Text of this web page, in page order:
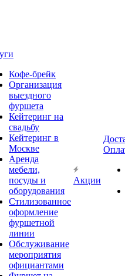
Кофе-брейк
Организация
выездного
фуршета
Кейтеринг на
свадьбу
Кейтеринг в
Москве
Аренда
мебели,
посуды и
оборудования
Стилизованное
оформление
фуршетной
линии
Обслуживание
мероприятия
официантами
Акции